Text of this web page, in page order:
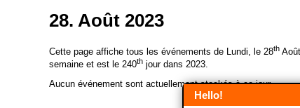
28. Août 2023
Cette page affiche tous les événements de Lundi, le 28th
semaine et est le 240th jour dans 2023.
Aucun événement sont actuellement stockés à ce jour.
Hello!